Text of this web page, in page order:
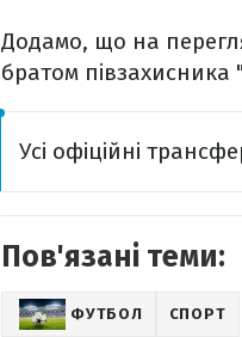
Додамо, що на
братом
Усі офіційні
Пов'язані теми:
ФУТБОЛ СПОРТ